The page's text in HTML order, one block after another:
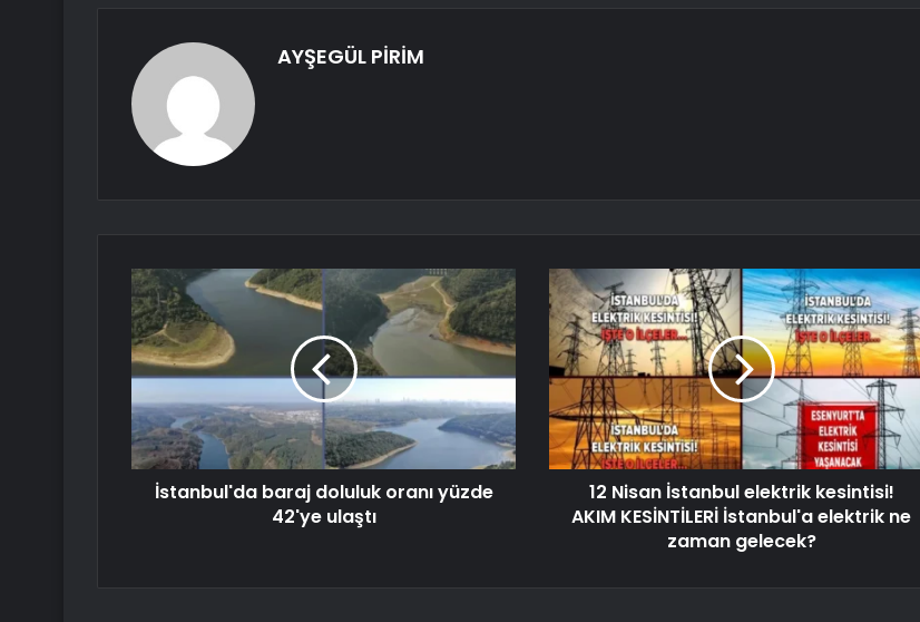
AYŞEGÜL PİRİM
İstanbul'da baraj doluluk oranı yüzde
42'ye ulaştı
12 Nisan İstanbul elektrik kesintisi!
AKIM KESİNTİLERİ İstanbul'a elektrik ne
zaman gelecek?